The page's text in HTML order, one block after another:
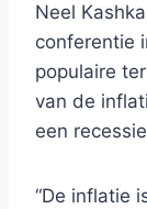
Neel
conferentie
populaire
van de
een
“De inflatie